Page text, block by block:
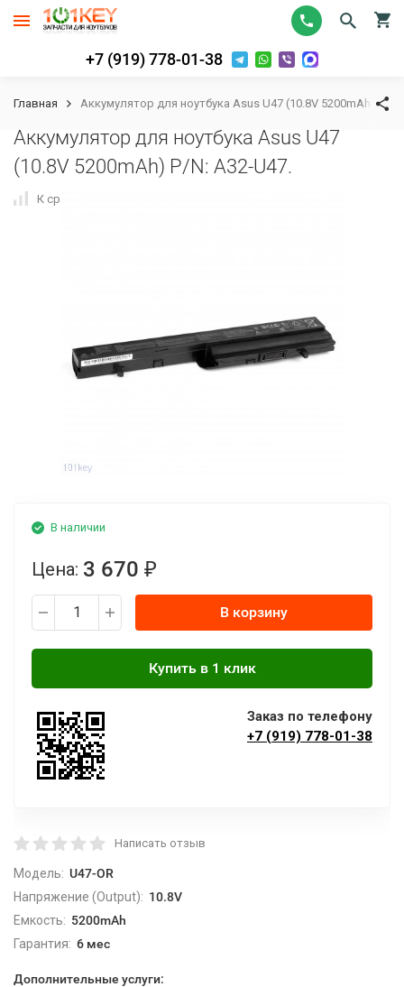
+7 (919) 778-01-38
Главная Аккумулятор для ноутбука Asus U47 (10.8V 5200mAh) P/N:
Аккумулятор для ноутбука Asus U47
(10.8V 5200mAh) P/N: A32-U47.
К сравнению
В наличии
Цена: 3 670 ₽
В корзину
Заказ по телефону
+7 (919) 778-01-38
Написать отзыв
Модель: U47-OR
Напряжение (Output): 10.8V
Емкость: 5200mAh
Гарантия: 6 мес
Дополнительные услуги: